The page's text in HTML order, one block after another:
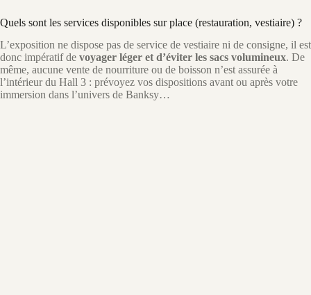
Quels sont les services disponibles sur place (restauration, vestiaire) ?
L’exposition ne dispose pas de service de vestiaire ni de consigne, il est
donc impératif de voyager léger et d’éviter les sacs volumineux. De
même, aucune vente de nourriture ou de boisson n’est assurée à
l’intérieur du Hall 3 : prévoyez vos dispositions avant ou après votre
immersion dans l’univers de Banksy…